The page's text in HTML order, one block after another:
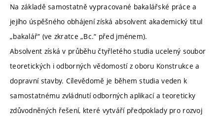
Na základě samostatně vypracované bakalářské práce a
jejího úspěšného obhájení získá absolvent akademický titul
„bakalář“ (ve zkratce „Bc.“ před jménem).
Absolvent získá v průběhu čtyřletého studia ucelený soubor
teoretických i odborných vědomostí z oboru Konstrukce a
dopravní stavby. Cílevědomě je během studia veden k
samostatnému zvládnutí odborných aplikací a teoreticky
zdůvodněných řešení, které vytváří předpoklady pro rozvoj